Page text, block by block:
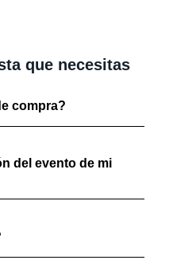
que necesitas
compra?
del evento de mi